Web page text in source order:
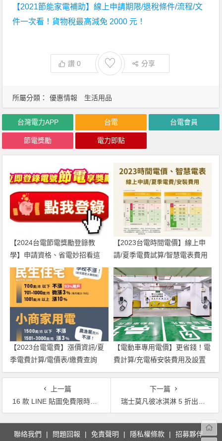
【2021節能家電補助】線上申請期限/退稅條件/流程/文
件一次看！貨物稅最高減免 2000 元！
讚0 ♡ 分享
所屬分類： 優惠情報 生活用品
台灣電力APP 台電 台電會員
節電獎勵 電力即點
【2024台電節電獎勵登錄教
學】申請資格、省電妙招看這
裡！
【2023台電時間電價】線上申
請/夏季電費試算/智慧電表費用
一次看，安裝免費！
【2023台電電費】漲價資訊/夏
季電費計算/電價表/繳費查詢
(112年)
【電動車專用電價】更省錢！電
費計算/充電樁安裝費用及設置
廠商一起看
上一篇
16 款 LINE 貼圖免費限時下載！父親節實用款、隱藏版，醜白兔、熊大、鯊魚先生都在這
下一篇
瑞士莫凡彼冰淇淋 5 折出清！7 種口味：金典巧克力、楓糖核桃在「春大直」10天快閃！
文
聯絡我們 問題回報 免責聲明 隱私權條款 招募夥伴